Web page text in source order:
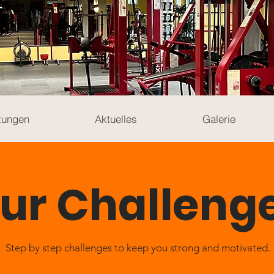
Aktuelles Galerie
Step by step challenges to keep you strong and motivated.